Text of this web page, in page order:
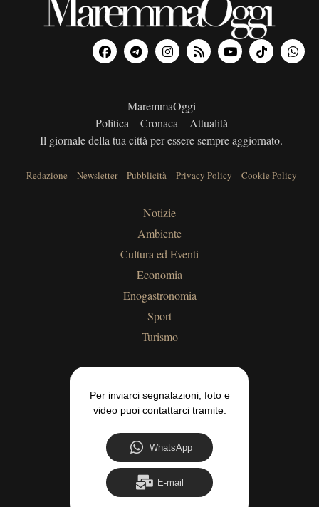
MaremmaOggi
Politica – Cronaca – Attualità
Il giornale della tua città per essere sempre aggiornato.
Redazione –Newsletter–Pubblicità–Privacy Policy –Cookie Policy
Notizie
Ambiente
Cultura ed Eventi
Economia
Enogastronomia
Sport
Turismo
Per inviarci segnalazioni, foto e
video puoi contattarci tramite:
WhatsApp
E-mail